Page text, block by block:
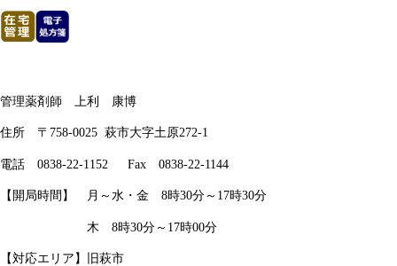
管理薬剤師 上利 康博
住所 〒758-0025 萩市大字土原272-1
電話 0838-22-1152 Fax 0838-22-1144​
【開局時間】 月～水・金 8時30分～17時30分
木 8時30分～17時00分
【対応エリア】旧萩市